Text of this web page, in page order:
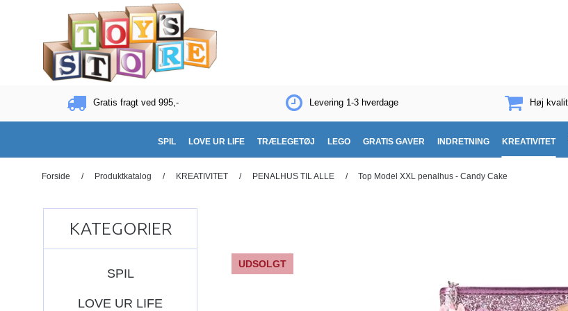
Gratis fragt ved 995,- Levering 1-3 hverdage Høj
SPIL LOVE UR LIFE TRÆLEGETØJ LEGO GRATIS GAVER INDRETNING KREATIVITET
Forside / Produktkatalog / KREATIVITET / PENALHUS TIL ALLE / Top Model XXL penalhus - Candy Cake
KATEGORIER
SPIL
LOVE UR LIFE
UDSOLGT